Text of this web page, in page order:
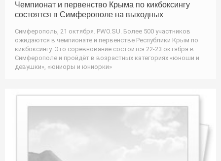
Чемпионат и первенство Крыма по кикбоксингу
состоятся в Симферополе на выходных
Симферополь, 21 октября. PWO.SU. Более 500 участников
ожидаются в чемпионате и первенстве Республики Крым по
кикбоксингу. Это соревнование состоится 22-23 октября в
Симферополе и пройдёт в возрастных категориях «юноши и
девушки», «юниоры и юниорки»